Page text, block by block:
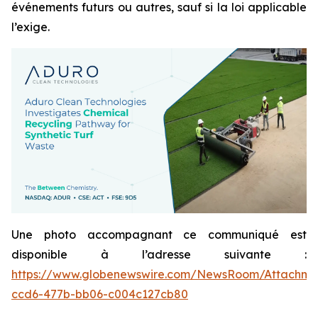
événements futurs ou autres, sauf si la loi applicable
l’exige.
Une photo accompagnant ce communiqué est
disponible à l’adresse suivante :
https://www.globenewswire.com/NewsRoom/
ccd6-477b-bb06-c004c127cb80